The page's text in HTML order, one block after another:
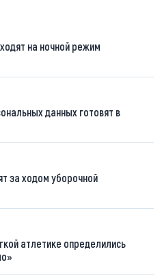
на ночной режим
данных готовят в
за ходом уборочной
атлетике определились